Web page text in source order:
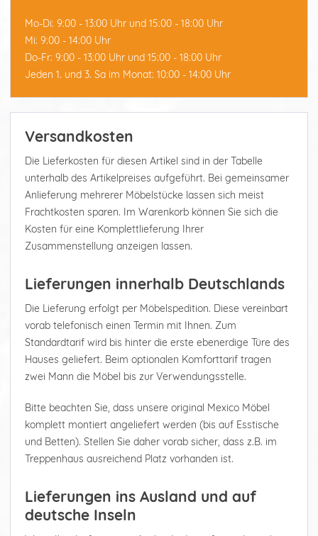
Mo-Di: 9:00 - 13:00 Uhr und 15:00 - 18:00 Uhr
Mi: 9:00 - 14:00 Uhr
Do-Fr: 9:00 - 13:00 Uhr und 15:00 - 18:00 Uhr
Jeden 1. und 3. Sa im Monat: 10:00 - 14:00 Uhr
Versandkosten
Die Lieferkosten für diesen Artikel sind in der Tabelle
unterhalb des Artikelpreises aufgeführt. Bei gemeinsamer
Anlieferung mehrerer Möbelstücke lassen sich meist
Frachtkosten sparen. Im Warenkorb können Sie sich die
Kosten für eine Komplettlieferung Ihrer
Zusammenstellung anzeigen lassen.
Lieferungen innerhalb Deutschlands
Die Lieferung erfolgt per Möbelspedition. Diese vereinbart
vorab telefonisch einen Termin mit Ihnen. Zum
Standardtarif wird bis hinter die erste ebenerdige Türe des
Hauses geliefert. Beim optionalen Komforttarif tragen
zwei Mann die Möbel bis zur Verwendungsstelle.
Bitte beachten Sie, dass unsere original Mexico Möbel
komplett montiert angeliefert werden (bis auf Esstische
und Betten). Stellen Sie daher vorab sicher, dass z.B. im
Treppenhaus ausreichend Platz vorhanden ist.
Lieferungen ins Ausland und auf
deutsche Inseln